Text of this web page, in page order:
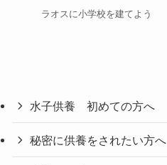
ラオスに小学校を建てよう
水子供養 初めての方へ
秘密に供養をされたい方へ